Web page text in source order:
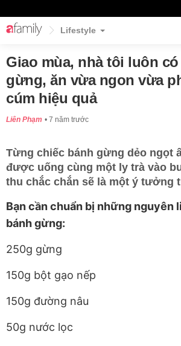
Lifestyle
Giao mùa, nhà tôi luôn
gừng, ăn vừa ngon vừa
cúm hiệu quả
Liên Phạm 7 năm trước
Từng chiếc bánh gừng dẻo ngọt
được uống cùng một ly trà vào
thu chắc chắn sẽ là một ý tưởng
Bạn cần chuẩn bị những nguyên
bánh gừng:
250g gừng
150g bột gạo nếp
150g đường nâu
50g nước lọc